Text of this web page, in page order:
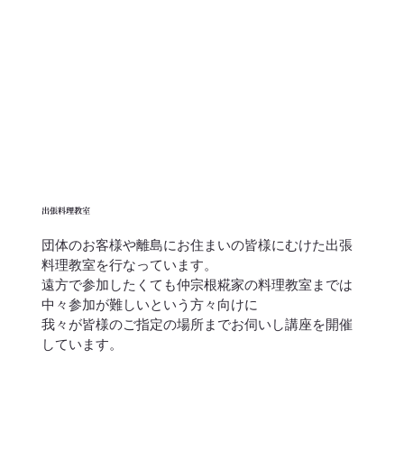
出張料理教室
団体のお客様や離島にお住まいの皆様にむけた出張
料理教室を行なっています。
遠方で参加したくても仲宗根糀家の料理教室までは
中々参加が難しいという方々向けに
​我々が皆様のご指定の場所までお伺いし講座を開催
しています。